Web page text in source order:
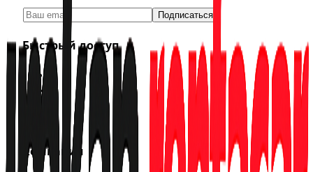
Подписаться
Быстрый доступ
Арендовать авто
Акции
Пункты выдачи
Статус брони
Компания